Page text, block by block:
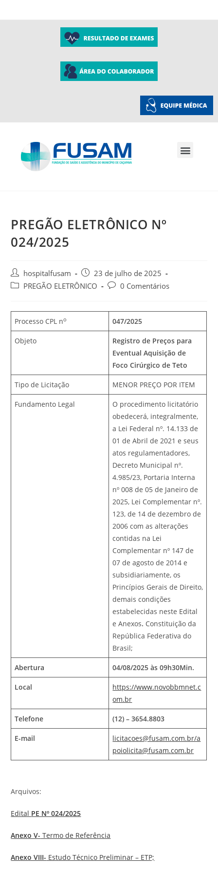
PREGÃO ELETRÔNICO Nº
024/2025
hospitalfusam
23 de julho de 2025
PREGÃO ELETRÔNICO
0 Comentários
Processo CPL no 047/2025
Objeto
Registro de Preços para
Eventual Aquisição de
Foco Cirúrgico de Teto
Tipo de Licitação MENOR PREÇO POR ITEM
Fundamento Legal
O procedimento licitatório
obedecerá, integralmente,
a Lei Federal nº. 14.133 de
01 de Abril de 2021 e seus
atos regulamentadores,
Decreto Municipal nº.
4.985/23, Portaria Interna
nº 008 de 05 de Janeiro de
2025, Lei Complementar nº.
123, de 14 de dezembro de
2006 com as alterações
contidas na Lei
Complementar nº 147 de
07 de agosto de 2014 e
subsidiariamente, os
Princípios Gerais de Direito,
demais condições
estabelecidas neste Edital
e Anexos. Constituição da
República Federativa do
Brasil;
Abertura 04/08/2025 às 09h30Min.
Local
https://www.novobbmnet.c
om.br
Telefone (12) – 3654.8803
E-mail
licitacoes@fusam.com.br/a
poiolicita@fusam.com.br
Arquivos:
Edital PE Nº 024/2025
Anexo V- Termo de Referência
Anexo VIII- Estudo Técnico Preliminar – ETP;